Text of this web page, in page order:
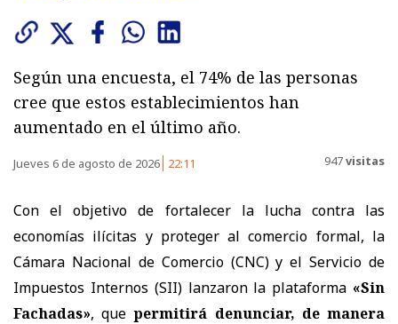
Según una encuesta, el 74% de las personas
cree que estos establecimientos han
aumentado en el último año.
Jueves 6 de agosto de 2026 22:11 947visitas
Con el objetivo de fortalecer la lucha contra las
economías ilícitas y proteger al comercio formal, la
Cámara Nacional de Comercio (CNC) y el Servicio de
Impuestos Internos (SII) lanzaron la plataforma «Sin
Fachadas», quepermitirá denunciar, de manera